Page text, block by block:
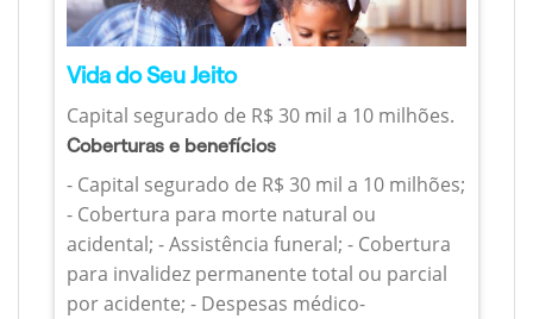
Vida do Seu Jeito
Capital segurado de R$ 30 mil a 10 milhões.
Coberturas e benefícios
- Capital segurado de R$ 30 mil a 10 milhões;
- Cobertura para morte natural ou
acidental; - Assistência funeral; - Cobertura
para invalidez permanente total ou parcial
por acidente; - Despesas médico-